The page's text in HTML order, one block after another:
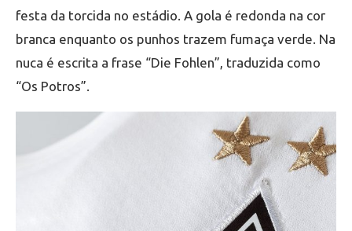
festa da torcida no estádio. A gola é redonda na cor
branca enquanto os punhos trazem fumaça verde. Na
nuca é escrita a frase “Die Fohlen”, traduzida como
“Os Potros”.